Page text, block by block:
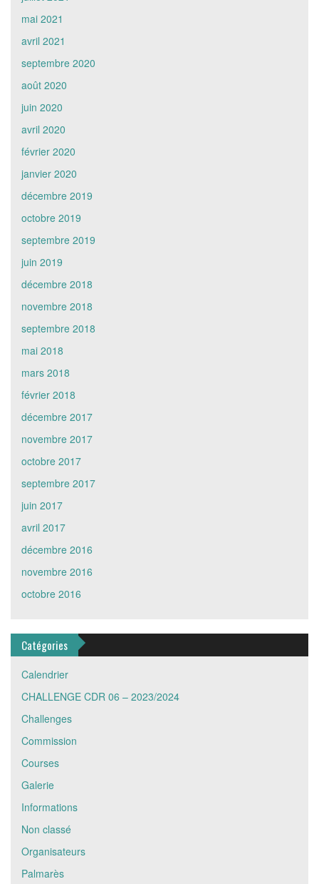
mai 2021
avril 2021
septembre 2020
août 2020
juin 2020
avril 2020
février 2020
janvier 2020
décembre 2019
octobre 2019
septembre 2019
juin 2019
décembre 2018
novembre 2018
septembre 2018
mai 2018
mars 2018
février 2018
décembre 2017
novembre 2017
octobre 2017
septembre 2017
juin 2017
avril 2017
décembre 2016
novembre 2016
octobre 2016
Catégories
Calendrier
CHALLENGE CDR 06 – 2023/2024
Challenges
Commission
Courses
Galerie
Informations
Non classé
Organisateurs
Palmarès